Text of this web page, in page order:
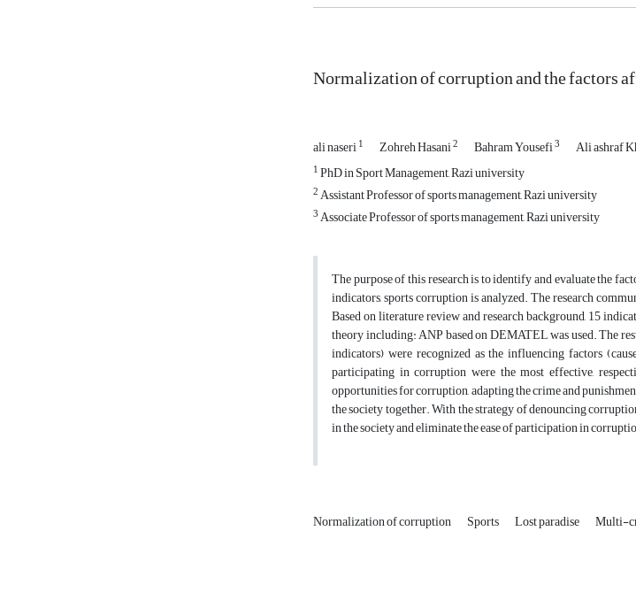
Normalization of corruption and the factors
ali naseri1 Zohreh Hasani2 Bahram Yousefi3 Ali ashraf
1PhD in Sport Management, Razi university
2Assistant Professor of sports management, Razi university
3Associate Professor of sports management, Razi university
The purpose of this research is to identify and evaluate the
indicators, sports corruption is analyzed. The research
Based on literature review and research background, 15
theory including: ANP based on DEMATEL was used. The
indicators) were recognized as the influencing factors
participating in corruption were the most effective,
opportunities for corruption, adapting the crime and
the society together. With the strategy of denouncing
in the society and eliminate the ease of participation in
Normalization of corruption Sports Lost paradise Multi-